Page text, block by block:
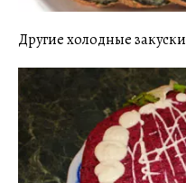
Другие холодные закуски